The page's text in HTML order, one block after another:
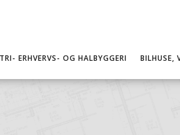
ERHVERVS- OG HALBYGGERI BILHUSE,